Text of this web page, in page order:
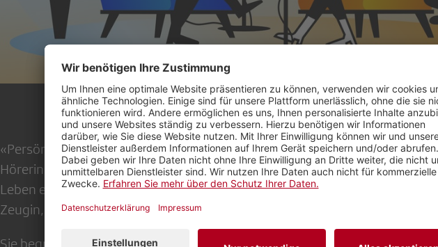
«Persönlich» ist eine der erfolgreichsten Sendungen von Radio SRF 1.
Hörerinnen und Hörer sind jeden Sonntagmorgen live dabei, wenn zwei
Leben erzählen. Gastgeber:innen der Sendung sind Michèle Schönbächler,
Zeugin, Olivia Röllin und Dani Fohrler.
Sie begrüssen Woche für Woche bekannte Gesprächspartnerinnen und